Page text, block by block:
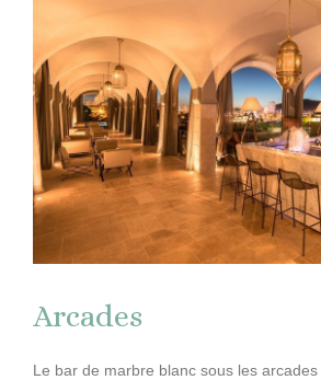
Arcades
Le bar de marbre blanc sous les arcades